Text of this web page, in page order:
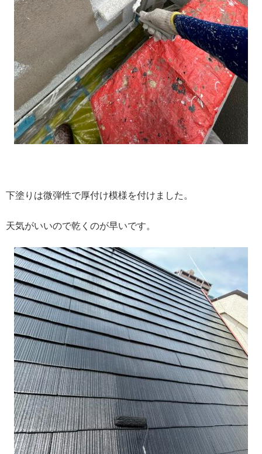
下塗りは微弾性で厚付け模様を付けました。
天気がいいので乾くのが早いです。